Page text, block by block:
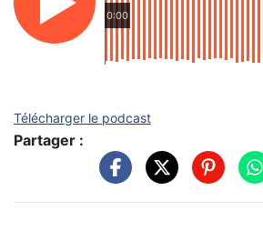
0:00
Télécharger le podcast
Partager :